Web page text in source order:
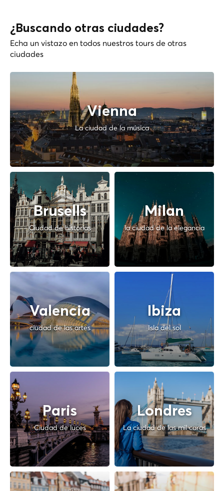
¿Buscando otras ciudades?
Echa un vistazo en todos nuestros tours de otras
ciudades
Vienna
La ciudad de la música
Brusells
Ciudad de historias
Milan
la ciudad de la elegancia
Valencia
ciudad de las artes
Ibiza
Isla del sol
Paris
Ciudad de luces
Londres
La ciudad de las mil caras